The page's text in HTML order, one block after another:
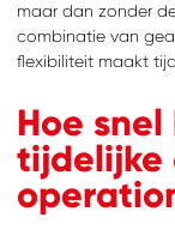
maar dan zonder
combinatie van
flexibiliteit maakt
Hoe
tijdelijke